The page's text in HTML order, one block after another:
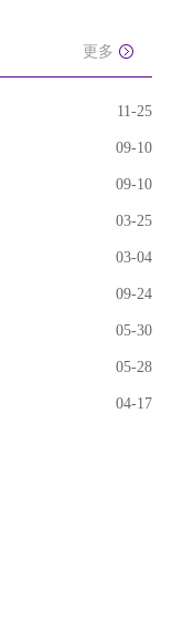
更多
11-25
09-10
09-10
03-25
03-04
09-24
05-30
05-28
04-17